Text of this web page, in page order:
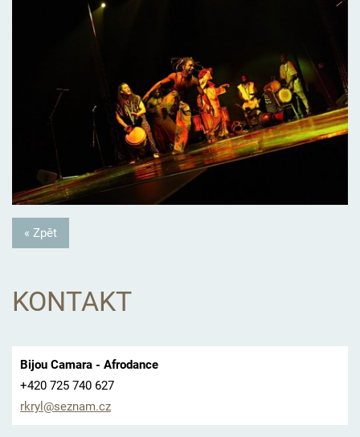
« Zpět
KONTAKT
Bijou Camara - Afrodance
+420 725 740 627
rkryl@seznam.cz